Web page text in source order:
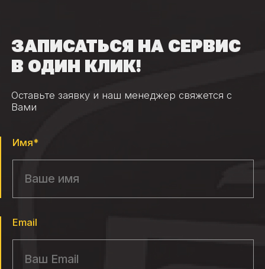
ЗАПИСАТЬСЯ НА СЕРВИС
В ОДИН КЛИК!
Оставьте заявку и наш менеджер свяжется с
Вами
Имя*
Email